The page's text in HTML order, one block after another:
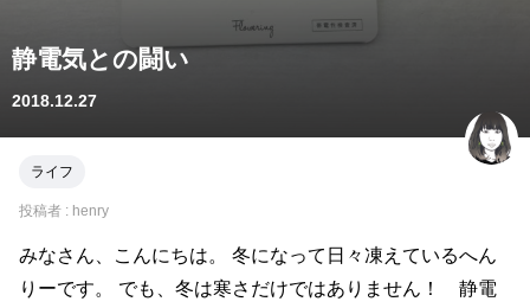
静電気との闘い
2018.12.27
ライフ
投稿者 : henry
みなさん、こんにちは。 冬になって日々凍えているへん
りーです。 でも、冬は寒さだけではありません！ 静電